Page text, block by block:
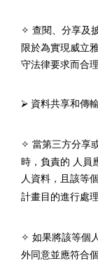
✧ 查閱、分享及
限於為實現威立
守法律要求而合
⮚ 資料共享和傳
✧ 當第三方分享
時，負責的 人員
人資料，且該等個
計畫目的進行處
✧ 如果將該等個
外同意並應符合